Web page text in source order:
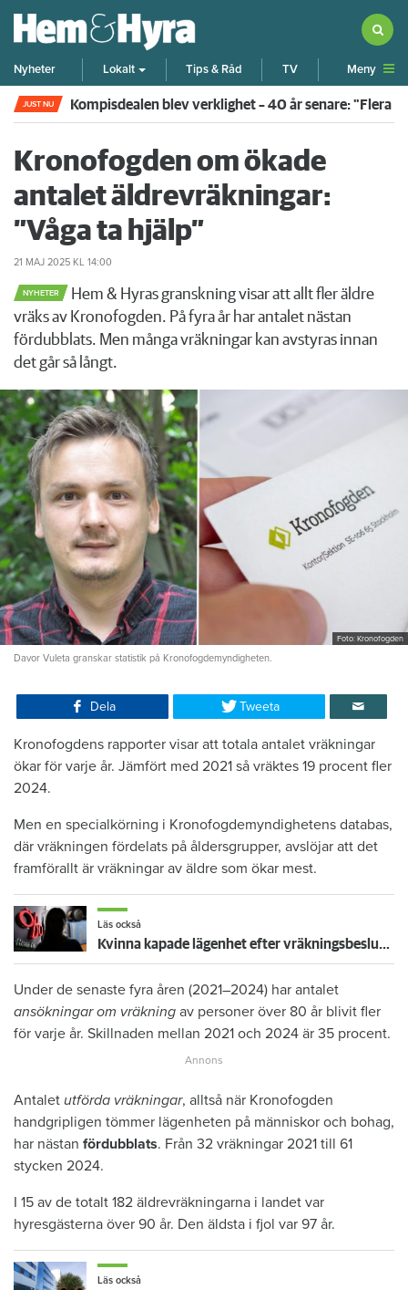
Nyheter Lokalt Tips & Råd TV Meny
JUST NU Kompisdealen blev verklighet – 40 år senare: "Flera
Kronofogden om ökade
antalet äldrevräkningar:
”Våga ta hjälp”
21 MAJ 2025 KL 14:00
NYHETER
Hem & Hyras granskning visar att allt fler äldre
vräks av Kronofogden. På fyra år har antalet nästan
fördubblats. Men många vräkningar kan avstyras innan
det går så långt.
Foto: Kronofogden
Davor Vuleta granskar statistik på Kronofogdemyndigheten.
Dela Tweeta
Kronofogdens rapporter visar att totala antalet vräkningar
ökar för varje år. Jämfört med 2021 så vräktes 19 procent fler
2024.
Men en specialkörning i Kronofogdemyndighetens databas,
där vräkningen fördelats på åldersgrupper, avslöjar att det
framförallt är vräkningar av äldre som ökar mest.
Läs också
Kvinna kapade lägenhet efter vräkningsbeslut – får betala 50 000
Under de senaste fyra åren (2021–2024) har antalet
ansökningar om vräkning av personer över 80 år blivit fler
för varje år. Skillnaden mellan 2021 och 2024 är 35 procent.
Antalet utförda vräkningar, alltså när Kronofogden
handgripligen tömmer lägenheten på människor och bohag,
har nästan fördubblats. Från 32 vräkningar 2021 till 61
stycken 2024.
I 15 av de totalt 182 äldre­vräkningarna i landet var
hyresgästerna över 90 år. Den äldsta i fjol var 97 år.
Läs också